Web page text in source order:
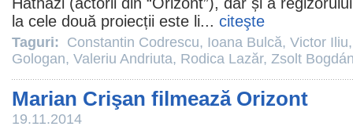
la cele două proiecții este li... citeşte
Taguri: Constantin Codrescu, Ioana Bulcă, Victor Iliu
Gologan, Valeriu Andriuta, Rodica Lazăr, Zsolt
Marian Crişan filmează Orizont
19.11.2014